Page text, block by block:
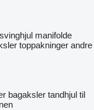
svinghjul manifolde
toppakninger andre
bagaksler tandhjul til